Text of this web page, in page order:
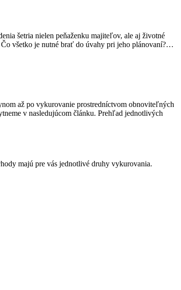
šetria nielen peňaženku majiteľov, ale aj životné
všetko je nutné brať do úvahy pri jeho plánovaní?…
až po vykurovanie prostredníctvom obnoviteľných
v nasledujúcom článku. Prehľad jednotlivých
majú pre vás jednotlivé druhy vykurovania.